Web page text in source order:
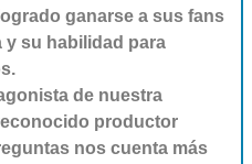
ganarse a sus fans
su habilidad para
de nuestra
productor
nos cuenta más